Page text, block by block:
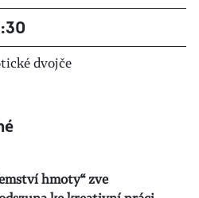
dvojče
hmoty“ zve